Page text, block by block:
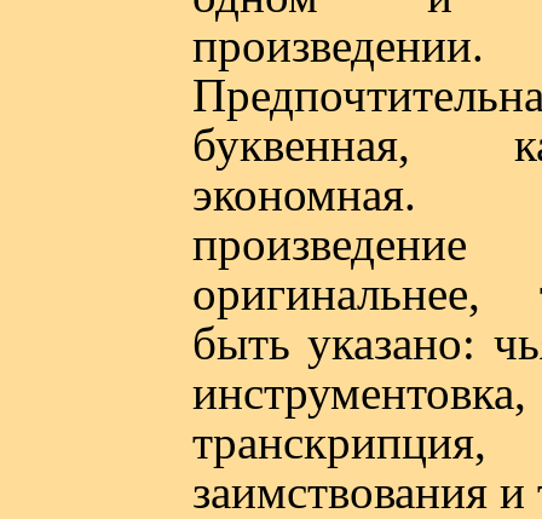
произведении.
буквенная,
быть указано:
инструментовка,
заимствования и